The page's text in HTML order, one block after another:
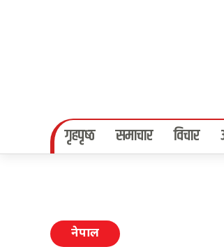
गृहपृष्‍ठ समाचार विचार
नेपाल